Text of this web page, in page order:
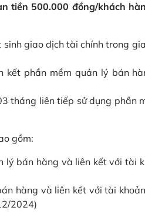
tiền 500.000 đồng/khách
giao dịch tài chính trong
kết phần mềm quản lý bán
tháng liên tiếp sử dụng phần
gồm:
lý bán hàng và liên kết với tài
hàng và liên kết với tài
2024)